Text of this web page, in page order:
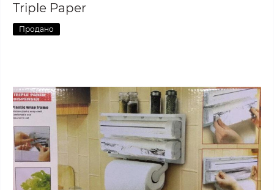
Triple Paper
Продано